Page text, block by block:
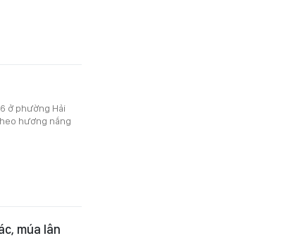
ở phường Hải
hương nắng
múa lân